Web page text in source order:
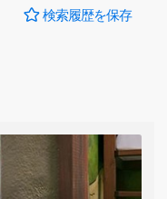
検索履歴を保存